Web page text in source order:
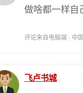
做啥都一样自
评论来自电脑端 · 中
飞卢书城